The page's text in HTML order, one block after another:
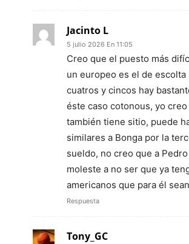
Jacinto L
5 julio 2026 En 11:05
Creo que el puesto más
un europeo es el de escolta
cuatros y cincos hay
éste caso cotonous, yo creo
también tiene sitio, puede
similares a Bonga por la
sueldo, no creo que a
moleste a no ser que ya
americanos que para él
Respuesta
Tony_GC